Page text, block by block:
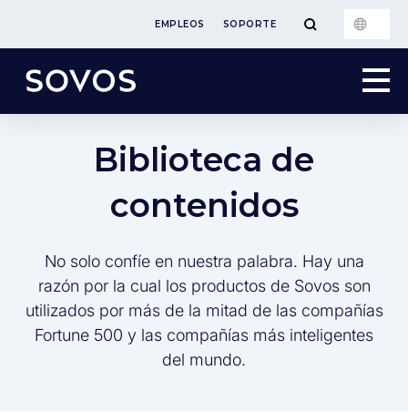
EMPLEOS SOPORTE
Biblioteca de
contenidos
No solo confíe en nuestra palabra. Hay una
razón por la cual los productos de Sovos son
utilizados por más de la mitad de las compañías
Fortune 500 y las compañías más inteligentes
del mundo.